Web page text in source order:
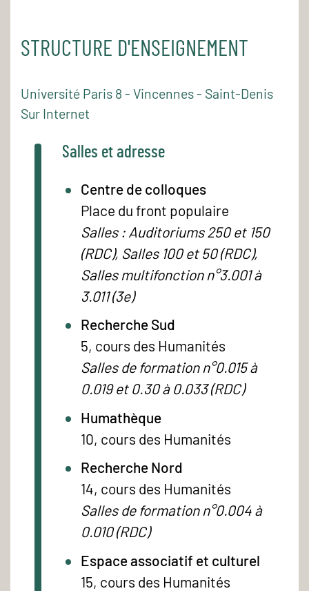
STRUCTURE D'ENSEIGNEMENT
Université Paris 8 - Vincennes - Saint-Denis
Sur Internet
Salles et adresse
Centre de colloques
Place du front populaire
Salles : Auditoriums 250 et 150
(RDC), Salles 100 et 50 (RDC),
Salles multifonction n°3.001 à
3.011 (3e)
Recherche Sud
5, cours des Humanités
Salles de formation n°0.015 à
0.019 et 0.30 à 0.033 (RDC)
Humathèque
10, cours des Humanités
Recherche Nord
14, cours des Humanités
Salles de formation n°0.004 à
0.010 (RDC)
Espace associatif et culturel
15, cours des Humanités